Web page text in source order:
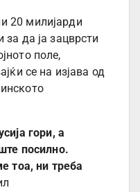
20 милијарди
за да ја зацврсти
поле,
се на изјава од
гори, а
посилно.
тоа, ни треба